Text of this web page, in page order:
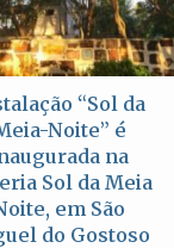
“Sol da
Noite” é
na
Sol da Meia
em São
do Gostoso